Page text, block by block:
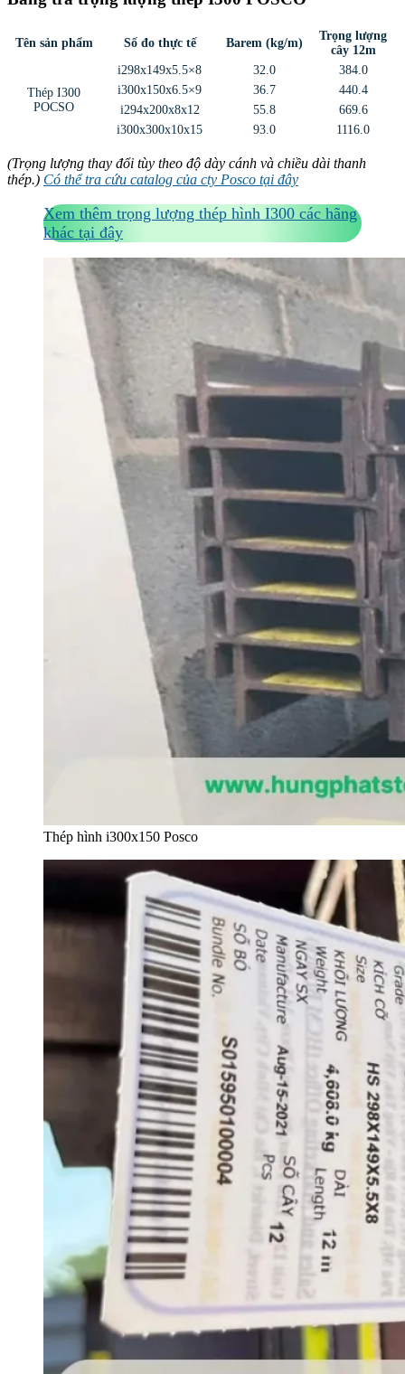
Tên sản phẩm Số đo thực tế Barem (kg/m)
Trọng lượng
cây 12m
Thép I300
POCSO
i298x149x5.5×8 32.0
384.0
i300x150x6.5×9
36.7
440.4
i294x200x8x12
55.8
669.6
i300x300x10x15
93.0 1116.0
(Trọng lượng thay đổi tùy theo độ dày cánh và chiều dài thanh
thép.) Có thể tra cứu catalog của cty Posco tại đây
Xem thêm trọng lượng thép hình I300 các hãng
khác tại đây
Thép hình i300x150 Posco